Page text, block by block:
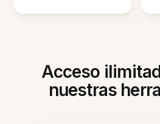
Acceso
nuestras